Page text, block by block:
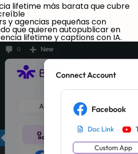
lifetime más barata que cubre
y agencias pequeñas con
que quieren autopublicar en
lifetime y captions con IA.